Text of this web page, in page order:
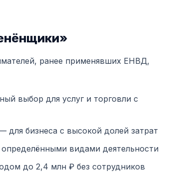
ранее применявших ЕНВД,
выбор для услуг и торговли с
для бизнеса с высокой долей затрат
видами деятельности
до 2,4 млн ₽ без сотрудников